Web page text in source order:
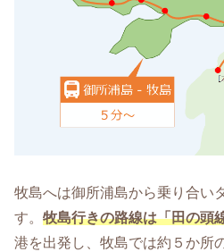
牧島へは御所浦島から乗り合い
す。 牧島行きの路線は「田の頭
港を出発し、牧島では約５か所